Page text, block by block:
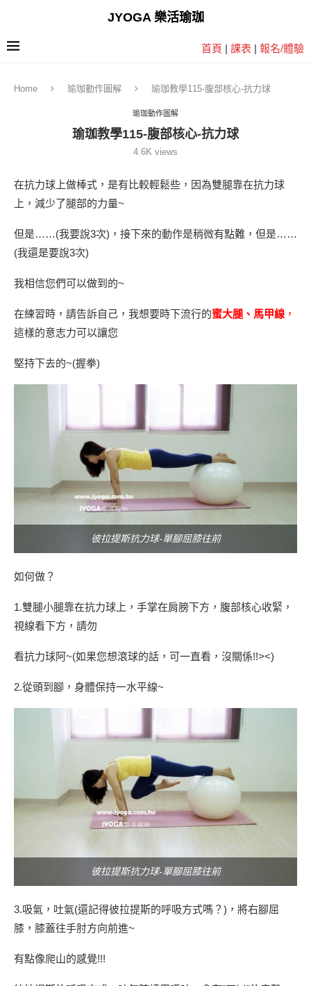
JYOGA 樂活瑜珈
首頁 | 課表 | 報名/體驗
Home 瑜珈動作圖解 瑜珈教學115-腹部核心-抗力球
瑜珈動作圖解
瑜珈教學115-腹部核心-抗力球
4.6K views
在抗力球上做棒式，是有比較輕鬆些，因為雙腿靠在抗力球
上，減少了腿部的力量~
但是……(我要說3次)，接下來的動作是稍微有點難，但是……
(我還是要說3次)
我相信您們可以做到的~
在練習時，請告訴自己，我想要時下流行的蜜大腿、馬甲線 ，
這樣的意志力可以讓您
堅持下去的~(握拳)
彼拉提斯抗力球-單腳屈膝往前
如何做？
1.雙腿小腿靠在抗力球上，手掌在肩膀下方，腹部核心收緊，
視線看下方，請勿
看抗力球阿~(如果您想滾球的話，可一直看，沒關係!!><)
2.從頭到腳，身體保持一水平線~
彼拉提斯抗力球-單腳屈膝往前
3.吸氣，吐氣(還記得彼拉提斯的呼吸方式嗎？)，將右腳屈
膝，膝蓋往手肘方向前進~
有點像爬山的感覺!!!